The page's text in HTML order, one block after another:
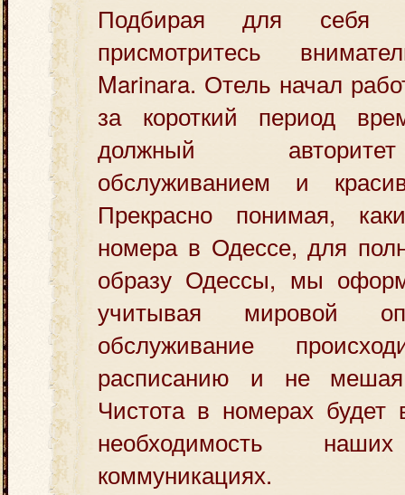
Подбирая для себя
присмотритесь
Marinara. Отель начал
за короткий период
должный
обслуживанием и
Прекрасно понимая,
номера в Одессе, для
образу Одессы, мы
учитывая мировой
обслуживание
расписанию и не мешая
Чистота в номерах будет
необходимость
коммуникациях.